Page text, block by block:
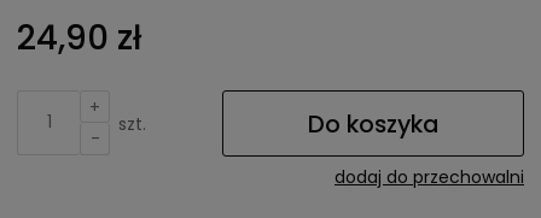
24,90 zł
+
-
szt. Do koszyka
dodaj do przechowalni